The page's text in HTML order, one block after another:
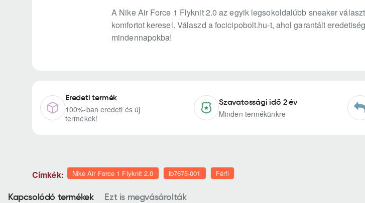
A Nike Air Force 1 Flyknit 2.0 az egyik legsokoldalúbb sneaker
komfortot keresel. Válaszd a focicipobolt.hu-t, ahol garantált
mindennapokba!
Eredeti termék
100%-ban eredeti és új
termékek!
Szavatossági idő 2 év
Minden termékünkre
Címkék: Nike Air Force 1 Flyknit 2.0 ib7675-001 Férfi
Kapcsolódó termékek Ezt is megvásárolták